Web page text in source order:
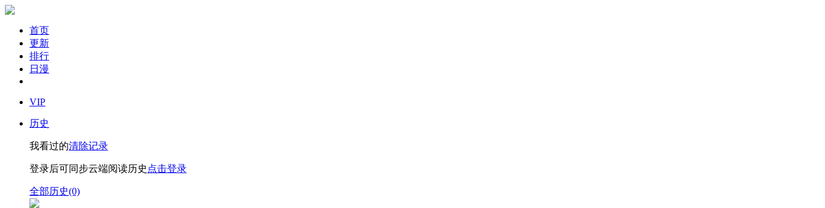
首页
更新
排行
日漫
VIP
历史
我看过的清除记录
登录后可同步云端阅读历史 点击登录
全部历史(0)